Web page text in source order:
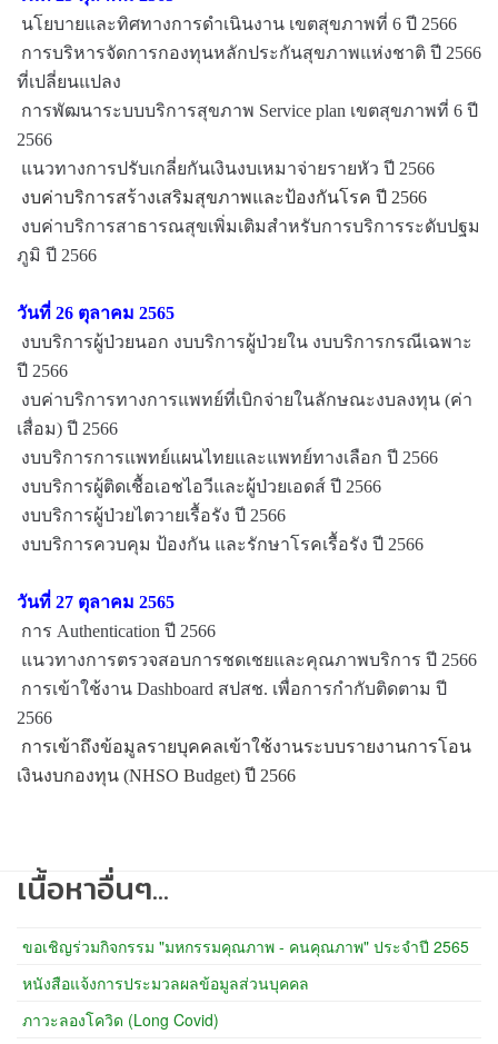
นโยบายและทิศทางการดำเนินงาน เขตสุขภาพที่ 6 ปี 2566
การบริหารจัดการกองทุนหลักประกันสุขภาพแห่งชาติ ปี 2566
ที่เปลี่ยนแปลง
การพัฒนาระบบบริการสุขภาพ Service plan เขตสุขภาพที่ 6 ปี
2566
แนวทางการปรับเกลี่ยกันเงินงบเหมาจ่ายรายหัว ปี 2566
งบค่าบริการสร้างเสริมสุขภาพและป้องกันโรค ปี 2566
งบค่าบริการสาธารณสุขเพิ่มเติมสำหรับการบริการระดับปฐม
ภูมิ ปี 2566
วันที่ 26 ตุลาคม 2565
งบบริการผู้ป่วยนอก งบบริการผู้ป่วยใน งบบริการกรณีเฉพาะ
ปี 2566
งบค่าบริการทางการแพทย์ที่เบิกจ่ายในลักษณะงบลงทุน (ค่า
เสื่อม) ปี 2566
งบบริการการแพทย์แผนไทยและแพทย์ทางเลือก ปี 2566
งบบริการผู้ติดเชื้อเอชไอวีและผู้ป่วยเอดส์ ปี 2566
งบบริการผู้ป่วยไตวายเรื้อรัง ปี 2566
งบบริการควบคุม ป้องกัน และรักษาโรคเรื้อรัง ปี 2566
วันที่ 27 ตุลาคม 2565
การ Authentication ปี 2566
แนวทางการตรวจสอบการชดเชยและคุณภาพบริการ ปี 2566
การเข้าใช้งาน Dashboard สปสช. เพื่อการกำกับติดตาม ปี
2566
การเข้าถึงข้อมูลรายบุคคลเข้าใช้งานระบบรายงานการโอน
เงินงบกองทุน (NHSO Budget) ปี 2566
เนื้อหาอื่นๆ...
ขอเชิญร่วมกิจกรรม "มหกรรมคุณภาพ - คนคุณภาพ" ประจำปี 2565
หนังสือแจ้งการประมวลผลข้อมูลส่วนบุคคล
ภาวะลองโควิด (Long Covid)